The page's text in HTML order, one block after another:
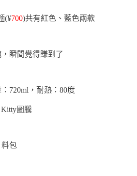
(¥700)共有紅色、藍色兩款
瞬間覺得賺到了
720ml，耐熱：80度
圖騰
包